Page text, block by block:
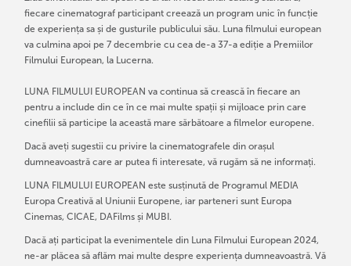
fiecare cinematograf participant creează un program unic în funcție
de experiența sa și de gusturile publicului său. Luna filmului european
va culmina apoi pe 7 decembrie cu cea de-a 37-a ediție a Premiilor
Filmului European, la Lucerna.
LUNA FILMULUI EUROPEAN va continua să crească în fiecare an
pentru a include din ce în ce mai multe spații și mijloace prin care
cinefilii să participe la această mare sărbătoare a filmelor europene.
Dacă aveți sugestii cu privire la cinematografele din orașul
dumneavoastră care ar putea fi interesate, vă rugăm să ne informați.
LUNA FILMULUI EUROPEAN este susținută de Programul MEDIA
Europa Creativă al Uniunii Europene, iar parteneri sunt Europa
Cinemas, CICAE, DAFilms și MUBI.
Dacă ați participat la evenimentele din Luna Filmului European 2024,
ne-ar plăcea să aflăm mai multe despre experiența dumneavoastră. Vă